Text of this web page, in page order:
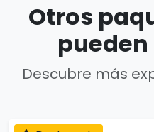
Otros
Descubre más